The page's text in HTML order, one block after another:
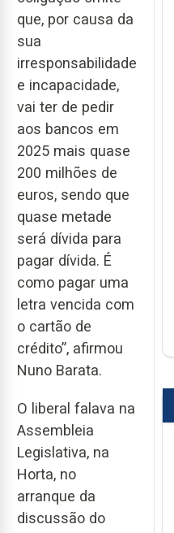
que, por causa da
sua
irresponsabilidade
e incapacidade,
vai ter de pedir
aos bancos em
2025 mais quase
200 milhões de
euros, sendo que
quase metade
será dívida para
pagar dívida. É
como pagar uma
letra vencida com
o cartão de
crédito”, afirmou
Nuno Barata.
O liberal falava na
Assembleia
Legislativa, na
Horta, no
arranque da
discussão do